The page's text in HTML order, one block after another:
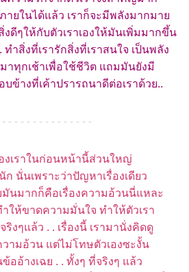
ภายในได้แล้ว เราก็จะมีพลังมากมา
ดีๆให้กับตัวเราเองให้มันเพิ่มมากขึ้น
ำสิ่งที่เรารักสิ่งที่เราสนใจ เป็นพลัง
าทุกเช้าเพื่อใช้ชีวิต แถมมันยังมี
ข้างที่เค้าปรารถนาดีต่อเราด้วย..
- - - - - - - - - - - - - -
งเราในก่อนหน้านี้ส่วนใหญ่
นั่นเพราะว่าปัญหาเรื่องเดียว
นมากก็คือเรื่องความอ้วนนี่แหละ
ให้ขาดความมั่นใจ ทำให้ตัวเรา
ริงๆแล้ว . . เรื่องนี้ เรามานั่งคิดดู
ามอ้วน แต่ไม่โทษตัวเองซะงั้น
ออ้างเฉย . . ทั้งๆ ที่จริงๆ แล้ว